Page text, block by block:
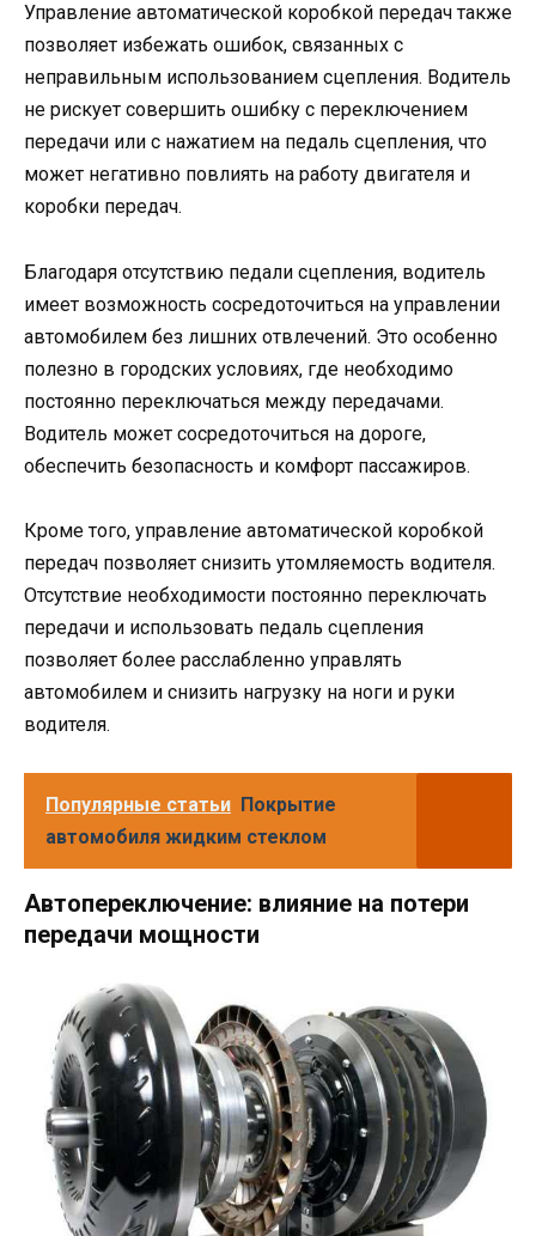
Управление автоматической коробкой передач также
позволяет избежать ошибок, связанных с
неправильным использованием сцепления. Водитель
не рискует совершить ошибку с переключением
передачи или с нажатием на педаль сцепления, что
может негативно повлиять на работу двигателя и
коробки передач.
Благодаря отсутствию педали сцепления, водитель
имеет возможность сосредоточиться на управлении
автомобилем без лишних отвлечений. Это особенно
полезно в городских условиях, где необходимо
постоянно переключаться между передачами.
Водитель может сосредоточиться на дороге,
обеспечить безопасность и комфорт пассажиров.
Кроме того, управление автоматической коробкой
передач позволяет снизить утомляемость водителя.
Отсутствие необходимости постоянно переключать
передачи и использовать педаль сцепления
позволяет более расслабленно управлять
автомобилем и снизить нагрузку на ноги и руки
водителя.
Популярные статьи Покрытие
автомобиля жидким стеклом
Автопереключение: влияние на потери
передачи мощности